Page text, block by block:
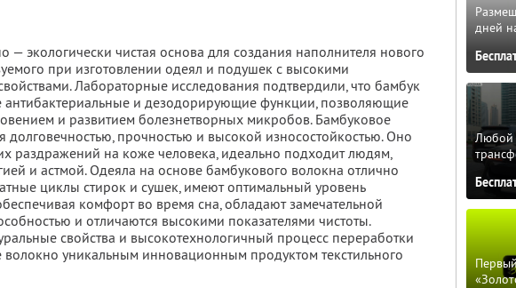
— экологически чистая основа для создания наполнителя нового
при изготовлении одеял и подушек с высокими
Лабораторные исследования подтвердили, что бамбук
антибактериальные и дезодорирующие функции, позволяющие
и развитием болезнетворных микробов. Бамбуковое
долговечностью, прочностью и высокой износостойкостью. Оно
раздражений на коже человека, идеально подходит людям,
и астмой. Одеяла на основе бамбукового волокна отлично
циклы стирок и сушек, имеют оптимальный уровень
комфорт во время сна, обладают замечательной
и отличаются высокими показателями чистоты.
свойства и высокотехнологичный процесс переработки
уникальным инновационным продуктом текстильного
дней
Любой